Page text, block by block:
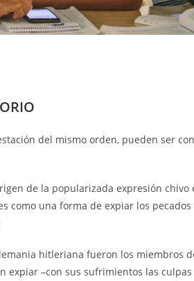
del mismo orden, pueden ser
de la popularizada expresión chivo
como una forma de expiar los
hitleriana fueron los miembros
–con sus sufrimientos las